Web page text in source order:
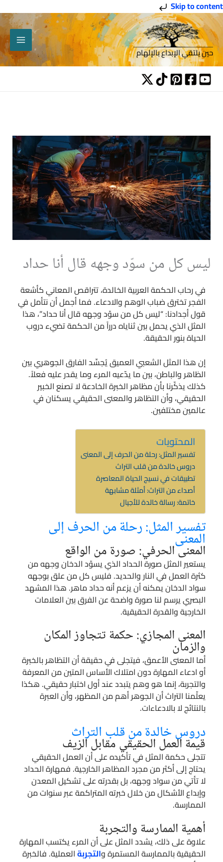
Skip to content
تخطي
إلى
المحتوى
حين يلتقي الإبداع بالإلهام
ليس كل من سوّد وجهه قال أنا حداد
في رحاب الحكمة العربية الخالدة، تتراقص المعاني كأشعة
الفجر تخترق ضباب الوهم والادعاء. فما أجمل أن نتأمل في
قول أجدادنا: “ليس كل من سوّد وجهه قال أنا حداد”، هذا
المثل الذي يحمل بين ثناياه درراً من الحكمة تضيء دروب
الحياة بنور الحقيقة.
إن هذا المثل الشعبي العميق يُجسِّد الفارق الجوهري بين
الظاهر والباطن، بين ما يدّعيه المرء وما يقدر عليه فعلاً.
كذلك يذكّرنا بأن مظاهر الخبرة الخادعة لا تصنع الخبير
الحقيقي، وأن التظاهر والمعنى الحقيقي يسكنان في
عالمين مختلفين.
المحتويات
تفسير المثل: رحلة من الحرف إلى المعنى
دروس خالدة من قلب التراث
تطبيقات في نسيج الحياة المعاصرة
أصداء من التراث: أمثلة مشابهة
خاتمة: رسالة خالدة للأجيال
تفسير المثل: رحلة من الحرف إلى
المعنى
المعنى الحرفي: صورة من الواقع
يستعير المثل صورة الحداد الذي يسوّد الدخان وجهه من
كثرة العمل في النار والحديد. فليس كل من علق بوجهه
سواد الدخان يمكنه أن يزعم أنه حداد ماهر. هذا المشهد
البصري يرسم لنا صورة واضحة عن الفرق بين العلامات
الخارجية والقدرة الحقيقية.
المعنى المجازي: حكمة تتجاوز المكان
والزمان
أما المعنى الأعمق، فيتجلى في حقيقة أن التظاهر بالخبرة
أو ادعاء المهارة دون امتلاك الأساس المتين من المعرفة
والتجربة، إنما هو وهم يتبدد عند أول اختبار حقيقي. هكذا
يعلّمنا التراث أن الجوهر أهم من المظهر، وأن العبرة
بالنتائج لا بالادعاءات.
دروس خالدة من قلب التراث
قيمة العمل الحقيقي مقابل الزيف
تتجلى حكمة المثل في تأكيده على أن العمل الحقيقي
يحتاج إلى أكثر من مجرد المظاهر الخارجية. فمهارة الحداد
لا تأتي من سواد وجهه، بل بقدرته على تشكيل المعدن
وإبداع الأشكال من خلال خبرته المتراكمة عبر سنوات من
الممارسة.
أهمية الممارسة والتجربة
علاوة على ذلك، يشدد المثل على أن المرء يكتسب المهارة
الحقيقية بالممارسة المستمرة والتجربةالعملية. فالخبرة